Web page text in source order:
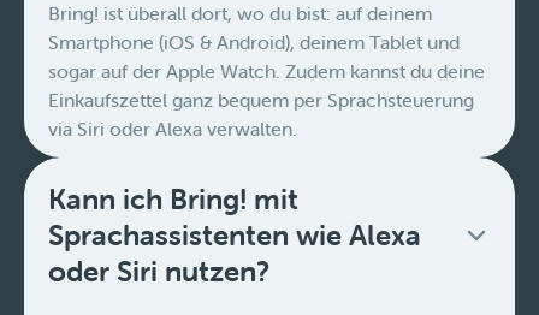
Bring! ist überall dort, wo du bist: auf deinem
Smartphone (iOS & Android), deinem Tablet und
sogar auf der Apple Watch. Zudem kannst du deine
Einkaufszettel ganz bequem per Sprachsteuerung
via Siri oder Alexa verwalten.
Kann ich Bring! mit
Sprachassistenten wie Alexa
oder Siri nutzen?